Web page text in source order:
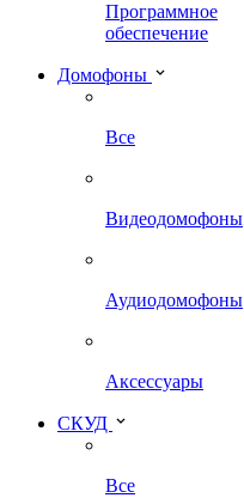
Программное
обеспечение
Домофоны
Все
Видеодомофоны
Аудиодомофоны
Аксессуары
СКУД
Все